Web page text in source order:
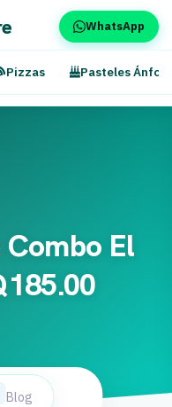
WhatsApp
Pizzas Pasteles Ánfora
Combo El
Blog